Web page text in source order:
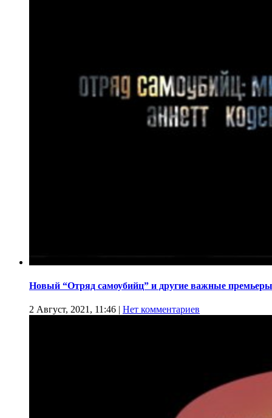
Новый “Отряд самоубийц” и другие важные премьеры
2 Август, 2021, 11:46 | Нет комментариев